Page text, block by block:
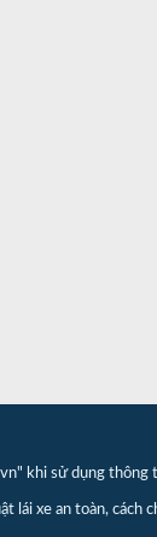
khi sử dụng thông
lái xe an toàn, cách